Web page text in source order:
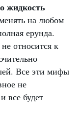
жидкость
на любом
ерунда.
относится к
Все эти мифы
не
все будет